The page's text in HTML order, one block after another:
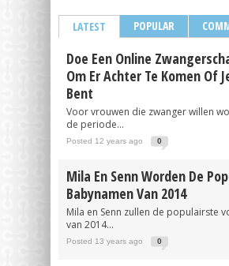
LATEST POPULAR
Doe Een Online
Om Er Achter Te Komen Of
Bent
Voor vrouwen die zwanger willen
de periode...
Posted 12 years ago 0
Mila En Senn Worden De
Babynamen Van 2014
Mila en Senn zullen de populairste
van 2014...
Posted 13 years ago 0